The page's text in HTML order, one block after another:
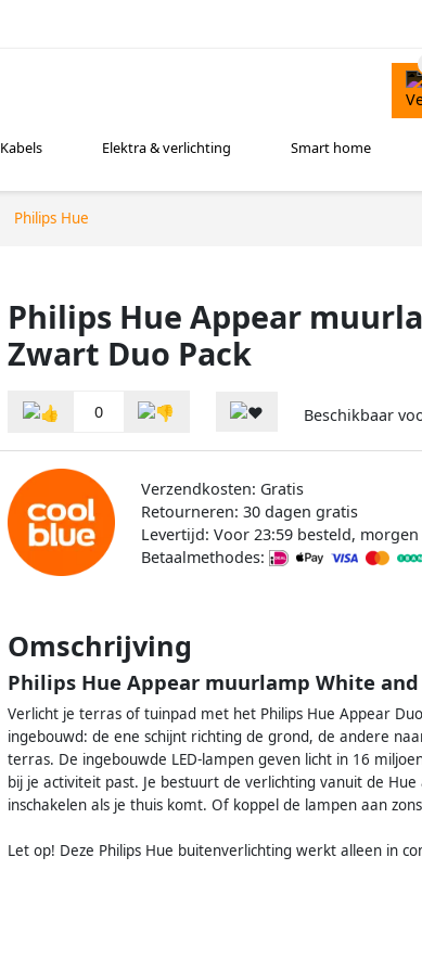
Kabels Elektra & verlichting Smart home
Philips Hue
Philips Hue Appear
Zwart Duo Pack
0 Beschikbaar
Verzendkosten: Gratis
Retourneren: 30 dagen gratis
Levertijd: Voor 23:59 besteld,
Betaalmethodes:
Omschrijving
Philips Hue Appear muurlamp White
Verlicht je terras of tuinpad met het Philips Hue Appear
ingebouwd: de ene schijnt richting de grond, de andere
terras. De ingebouwde LED-lampen geven licht in 16
bij je activiteit past. Je bestuurt de verlichting vanuit de
inschakelen als je thuis komt. Of koppel de lampen aan
Let op! Deze Philips Hue buitenverlichting werkt alleen in